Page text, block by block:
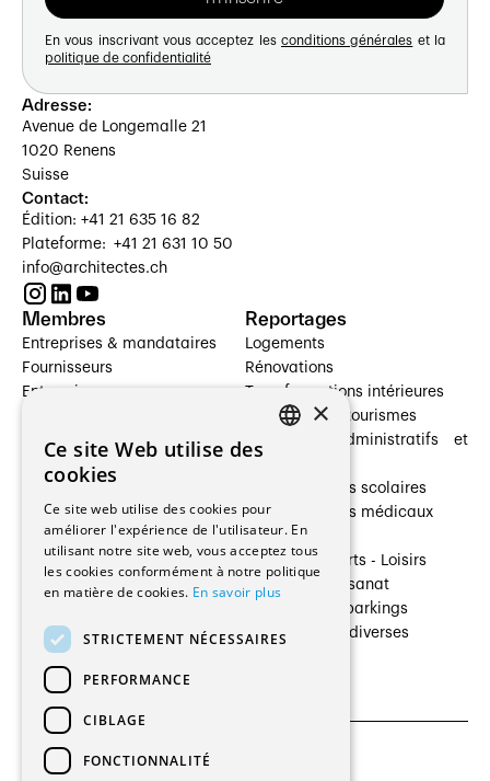
En vous inscrivant vous acceptez les conditions générales et la
politique de confidentialité
Adresse:
Avenue de Longemalle 21
1020 Renens
Suisse
Contact:
Édition: +41 21 635 16 82
Plateforme: +41 21 631 10 50
info@architectes.ch
Membres
Entreprises & mandataires
Fournisseurs
Entreprises
Architectes paysagistes
Architectes d'intérieur
Entreprises générales
Ingénieurs et mandataires
Fabricants / Fournisseurs
Régies immobilières
Gestion PPE
Reportages
Logements
Rénovations
Transformations intérieures
Hôtelleries et tourismes
Bâtiments administratifs et
Établissements scolaires
Établissements médicaux
Villas
Cultures - Sports - Loisirs
Industrie - Artisanat
Transports et parkings
Constructions diverses
CGU et Politique de confidentialités
×
Ce site Web utilise des
cookies
Ce site web utilise des cookies pour
améliorer l'expérience de l'utilisateur. En
utilisant notre site web, vous acceptez tous
les cookies conformément à notre politique
en matière de cookies. En savoir plus
STRICTEMENT NÉCESSAIRES
PERFORMANCE
CIBLAGE
FONCTIONNALITÉ